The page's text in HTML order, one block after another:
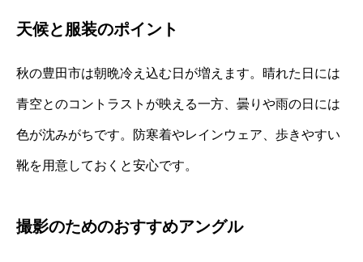
天候と服装のポイント
秋の豊田市は朝晩冷え込む日が増えます。晴れた日には
青空とのコントラストが映える一方、曇りや雨の日には
色が沈みがちです。防寒着やレインウェア、歩きやすい
靴を用意しておくと安心です。
撮影のためのおすすめアングル